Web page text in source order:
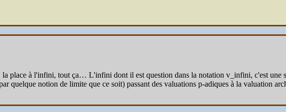
la place à l'infini, tout ça… L'infini dont il est question dans la notation v_infini, c'est une
quelque notion de limite que ce soit) passant des valuations p-adiques à la valuation